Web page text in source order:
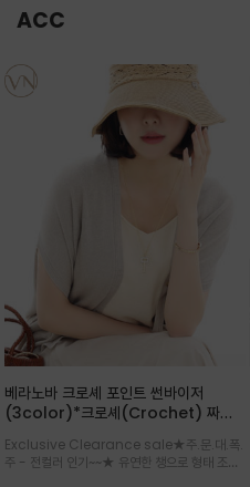
ACC
베라노바 크로셰 포인트 썬바이저
(3color)*크로셰(Crochet) 짜임
미닌한 무드를 연출/벨크로 타입이라 휴
대도 간편
Exclusive Clearance sale★주.문.대.폭.
주 - 전컬러 인기~~★ 유연한 챙으로 형태 조절